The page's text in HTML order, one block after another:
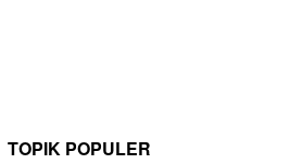
TOPIK POPULER